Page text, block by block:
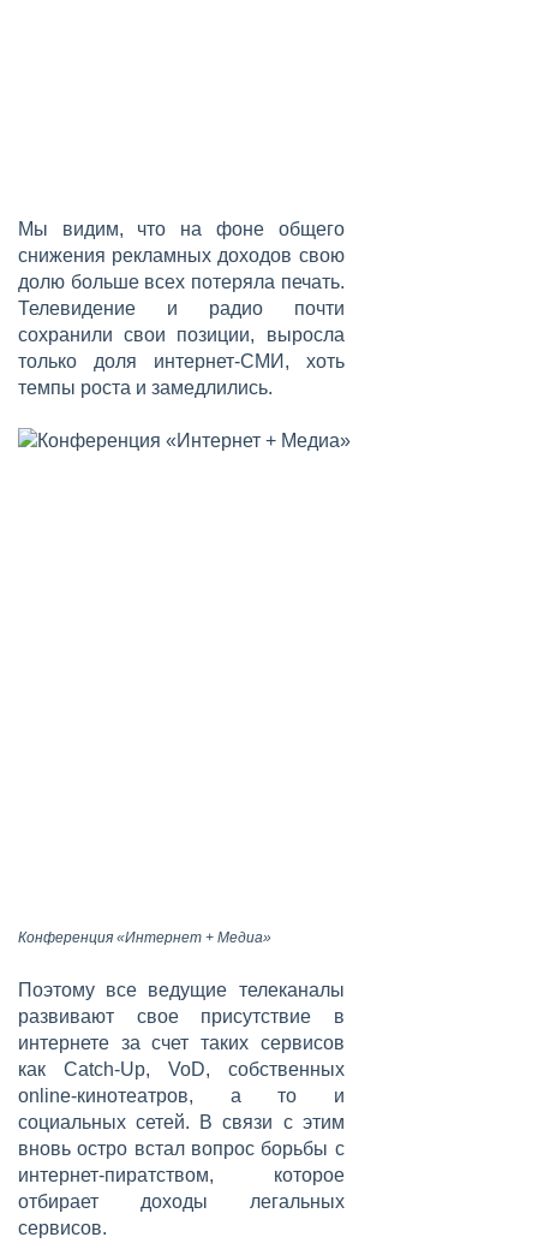
Мы видим, что на фоне общего
снижения рекламных доходов свою
долю больше всех потеряла печать.
Телевидение и радио почти
сохранили свои позиции, выросла
только доля интернет-СМИ, хоть
темпы роста и замедлились.
Конференция «Интернет + Медиа»
Поэтому все ведущие телеканалы
развивают свое присутствие в
интернете за счет таких сервисов
как Catch-Up, VoD, собственных
online-кинотеатров, а то и
социальных сетей. В связи с этим
вновь остро встал вопрос борьбы с
интернет-пиратством, которое
отбирает доходы легальных
сервисов.